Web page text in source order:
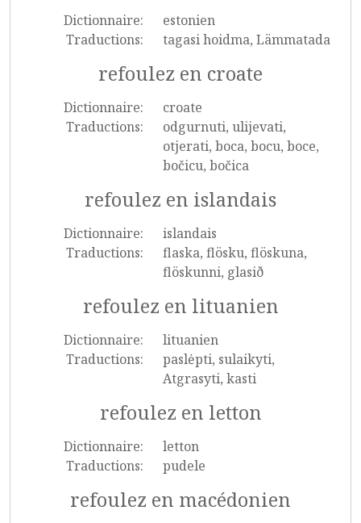
Dictionnaire:
estonien
Traductions:
tagasi hoidma, Lämmatada
refoulez en croate
Dictionnaire:
croate
Traductions:
odgurnuti, ulijevati,
otjerati, boca, bocu, boce,
bočicu, bočica
refoulez en islandais
Dictionnaire:
islandais
Traductions:
flaska, flösku, flöskuna,
flöskunni, glasið
refoulez en lituanien
Dictionnaire:
lituanien
Traductions:
paslėpti, sulaikyti,
Atgrasyti, kasti
refoulez en letton
Dictionnaire:
letton
Traductions:
pudele
refoulez en macédonien